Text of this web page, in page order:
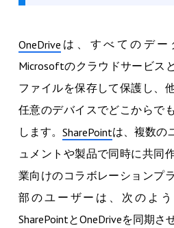
OneDrive は、すべてのデー
Microsoftのクラウドサービス
ファイルを保存して保護し、
任意のデバイスでどこからで
します。SharePointは、複数の
ュメントや製品で同時に共同
業向けのコラボレーションプ
部のユーザーは、次のよ
SharePointとOneDriveを同期さ